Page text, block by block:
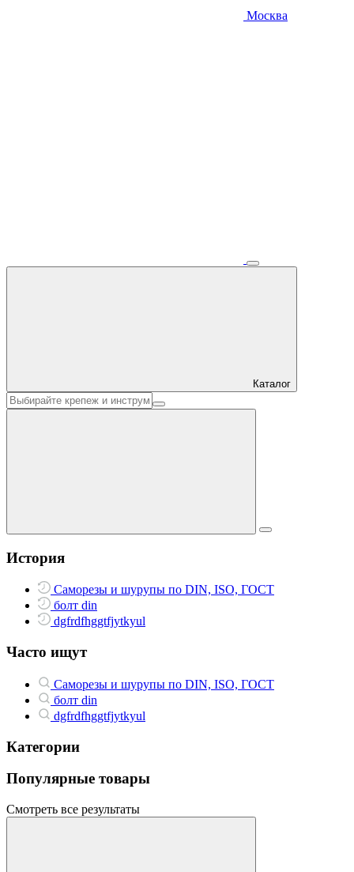
Москва
Каталог
История
Саморезы и шурупы по DIN, ISO, ГОСТ
болт din
dgfrdfhggtfjytkyul
Часто ищут
Саморезы и шурупы по DIN, ISO, ГОСТ
болт din
dgfrdfhggtfjytkyul
Категории
Популярные товары
Смотреть все результаты